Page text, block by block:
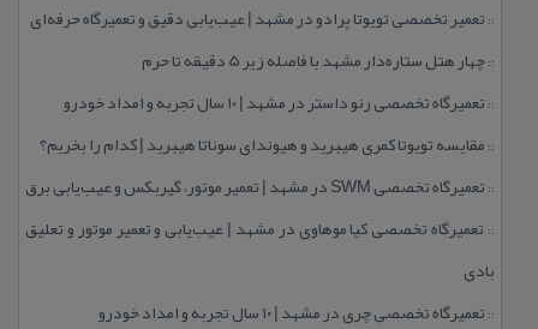
:: تعمیر تخصصی تویوتا پرادو در مشهد | عیب‌یابی دقیق و تعمیرگاه حرفه‌ای
::چهار هتل‌ ستاره‌دار مشهد با فاصله زیر 5 دقیقه تا حرم
:: تعمیرگاه تخصصی رنو داستر در مشهد | ۱۰ سال تجربه و امداد خودرو
:: مقایسه تویوتا كمری هیبرید و هیوندای سوناتا هیبرید | كدام را بخریم؟
:: تعمیرگاه تخصصی SWM در مشهد | تعمیر موتور، گیربكس و عیب‌یابی برق
:: تعمیرگاه تخصصی كیا موهاوی در مشهد | عیب‌یابی و تعمیر موتور و تعلیق
بادی
:: تعمیرگاه تخصصی چری در مشهد | ۱۰ سال تجربه و امداد خودرو